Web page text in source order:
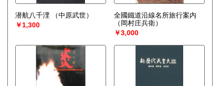
潜航八千浬
（中原武世）
￥1,300
全國鐵道沿線名所旅行案内
（岡村庄兵衛）
￥3,000